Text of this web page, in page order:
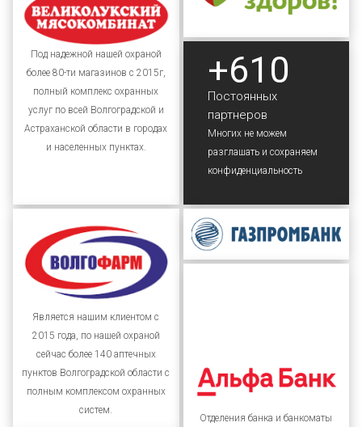
Под надежной нашей охраной
более 80-ти магазинов с 2015г,
полный комплекс охранных
услуг по всей Волгоградской и
Астраханской области в городах
и населенных пунктах.
+610
Постоянных
партнеров
Многих не можем
разглашать и сохраняем
конфиденциальность
Является нашим клиентом с
2015 года, по нашей охраной
сейчас более 140 аптечных
пунктов Волгоградской области с
полным комплексом охранных
систем.
Отделения банка и банкоматы